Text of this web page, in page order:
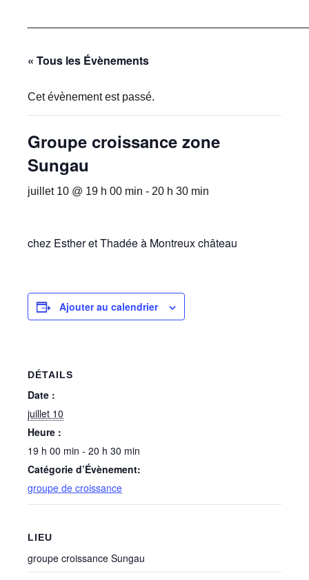
« Tous les Évènements
Cet évènement est passé.
Groupe croissance zone
Sungau
juillet 10 @ 19 h 00 min - 20 h 30 min
chez Esther et Thadée à Montreux château
Ajouter au calendrier
DÉTAILS
Date :
juillet 10
Heure :
19 h 00 min - 20 h 30 min
Catégorie d’Évènement:
groupe de croissance
LIEU
groupe croissance Sungau